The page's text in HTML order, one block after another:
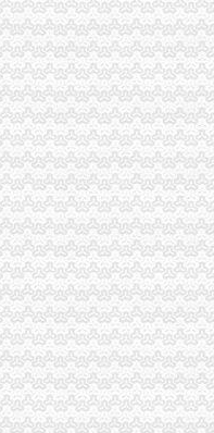
年推进战略新兴服
区人民
注册-重庆工商代办公司_
立市场主体77.71万户
州区国土资源和房屋管
万户_重庆频道_凤凰网
报告